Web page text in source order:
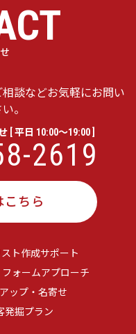
談などお気軽にお問い
。
[ 平日 10:00〜19:00 ]
2619
こちら
ト作成サポート
フォームアプローチ
ップ・名寄せ
発掘プラン